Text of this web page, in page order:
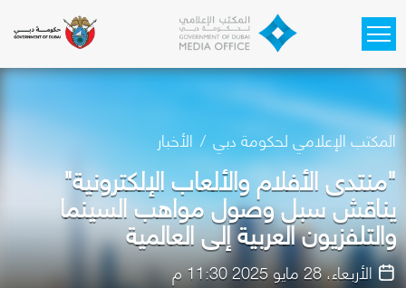
المكتب الإعلامي لحكومة دبي الأخبار
"منتدى الأفلام والألعاب الإلكترونية"
يناقش سبل وصول مواهب السينما
والتلفزيون العربية إلى العالمية
الأربعاء، 28 مايو 2025 11:30 م